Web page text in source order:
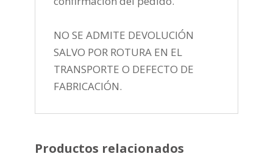
NO SE ADMITE DEVOLUCIÓN
SALVO POR ROTURA EN EL
TRANSPORTE O DEFECTO DE
FABRICACIÓN.
Productos relacionados